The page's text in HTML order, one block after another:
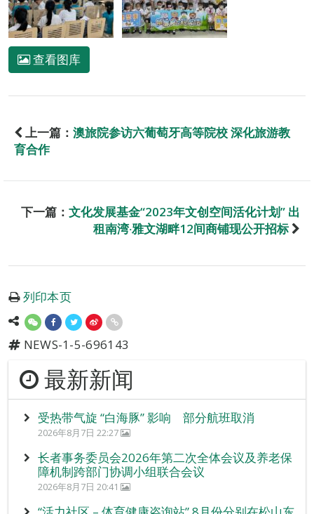
查看图库
上一篇： 澳旅院参访六葡萄牙高等院校 深化旅游教
育合作
下一篇： 文化发展基金“2023年文创空间活化计划” 出
租南湾‧雅文湖畔12间商铺现公开招标
列印本页
NEWS-1-5-696143
最新新闻
受热带气旋 “白海豚” 影响 部分航班取消
2026年8月7日 22:27
长者事务委员会2026年第二次全体会议及养老保
障机制跨部门协调小组联合会议
2026年8月7日 20:41